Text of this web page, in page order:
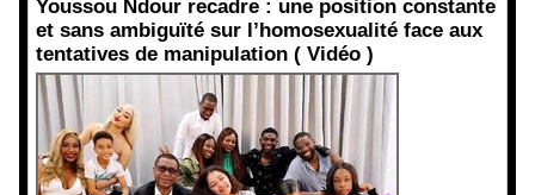
Youssou Ndour recadre : une position constante
et sans ambiguïté sur l’homosexualité face aux
tentatives de manipulation ( Vidéo )